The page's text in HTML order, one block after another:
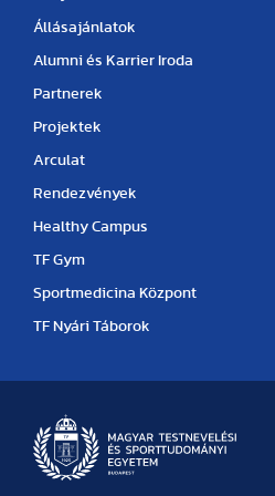
Állásajánlatok
Alumni és Karrier Iroda
Partnerek
Projektek
Arculat
Rendezvények
Healthy Campus
TF Gym
Sportmedicina Központ
TF Nyári Táborok